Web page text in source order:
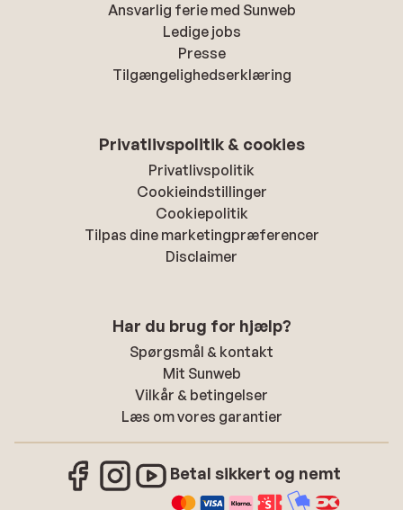
Ansvarlig ferie med Sunweb
Ledige jobs
Presse
Tilgængelighedserklæring
Privatlivspolitik & cookies
Privatlivspolitik
Cookieindstillinger
Cookiepolitik
Tilpas dine marketingpræferencer
Disclaimer
Har du brug for hjælp?
Spørgsmål & kontakt
Mit Sunweb
Vilkår & betingelser
Læs om vores garantier
Betal sikkert og nemt